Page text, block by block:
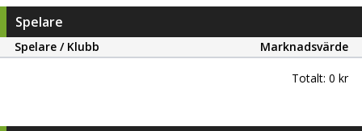
Spelare
Spelare / Klubb Marknadsvärde
Totalt: 0 kr